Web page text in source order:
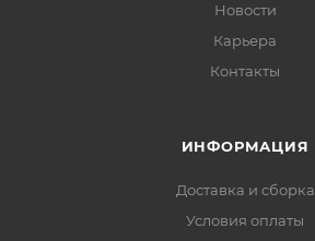
Новости
Карьера
Контакты
ИНФОРМАЦИЯ
Доставка и сборка
Условия оплаты